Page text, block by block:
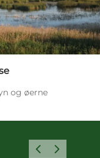
og øerne
ForrigeNæste